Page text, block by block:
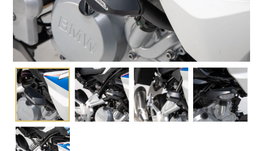
閉じる